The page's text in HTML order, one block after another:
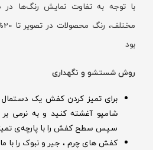
با توجه به تفاوت نمایش رنگ‌ها
بود
روش شستشو و نگهداری
برای تمیز کردن کفش یک دستمال
شامپو آغشته کنید و به
سپس سطح کفش را با پارچه‌ی
کفش های چرم ، جیر و نبوک را با